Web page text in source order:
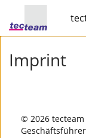
Imprint
© 2026 tecteam